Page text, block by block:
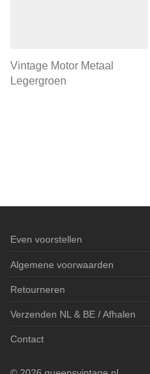
Vintage Motor Metaal
Legergroen
Even voorstellen
Algemene voorwaarden
Retourneren
Verzenden NL & BE / Afhalen
Contact